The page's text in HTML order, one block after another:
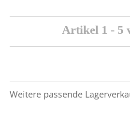
Artikel 1 - 5
Weitere passende